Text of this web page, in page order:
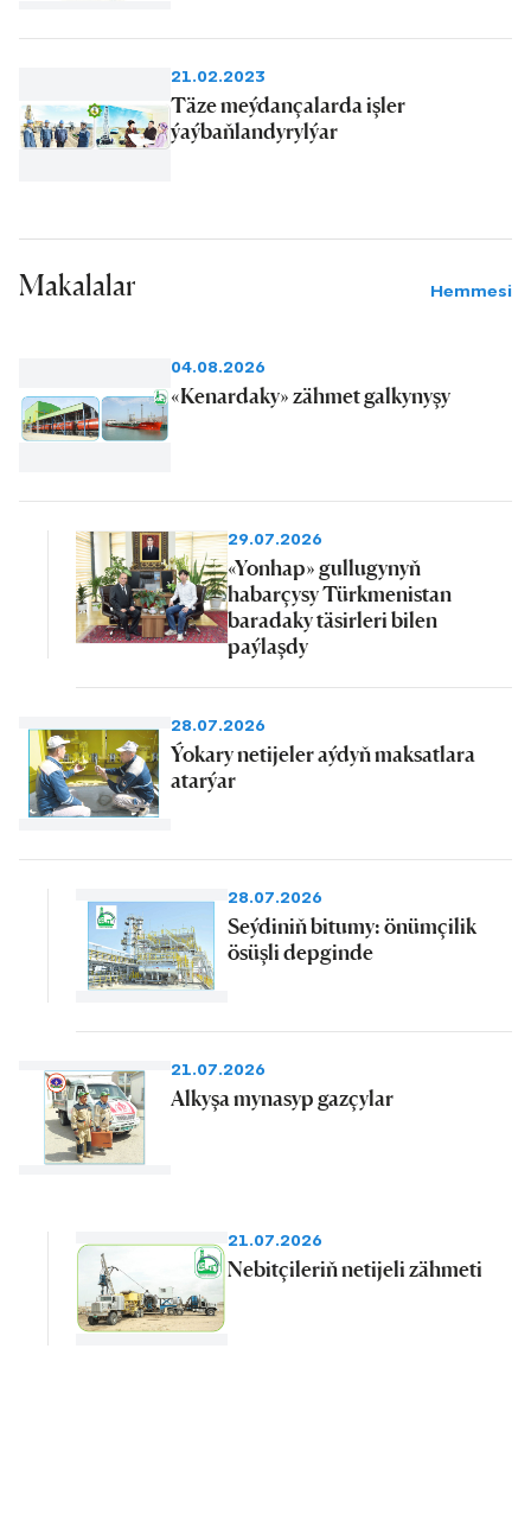
21.02.2023
Täze meýdançalarda işler
ýaýbaňlandyrylýar
Makalalar Hemmesi
04.08.2026
«Kenardaky» zähmet galkynyşy
29.07.2026
«Yonhap» gullugynyň
habarçysy Türkmenistan
baradaky täsirleri bilen
paýlaşdy
28.07.2026
Ýokary netijeler aýdyň maksatlara
atarýar
28.07.2026
Seýdiniň bitumy: önümçilik
ösüşli depginde
21.07.2026
Alkyşa mynasyp gazçylar
21.07.2026
Nebitçileriň netijeli zähmeti